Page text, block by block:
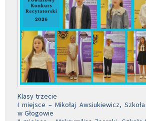
Klasy trzecie
I miejsce – Mikołaj Awsiukiewicz,
w Głogowie